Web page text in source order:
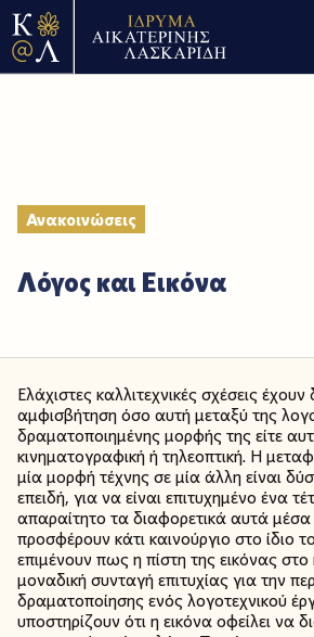
Ανακοινώσεις
Λόγος και Εικόνα
Ελάχιστες καλλιτεχνικές σχέσεις έχουν
αμφισβήτηση όσο αυτή μεταξύ της
δραματοποιημένης μορφής της είτε
κινηματογραφική ή τηλεοπτική. Η
μία μορφή τέχνης σε μία άλλη είναι
επειδή, για να είναι επιτυχημένο ένα
απαραίτητο τα διαφορετικά αυτά
προσφέρουν κάτι καινούργιο στο ίδιο
επιμένουν πως η πίστη της εικόνας στο
μοναδική συνταγή επιτυχίας για την
δραματοποίησης ενός λογοτεχνικού
υποστηρίζουν ότι η εικόνα οφείλει να